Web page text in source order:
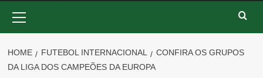
Menu
HOME FUTEBOL INTERNACIONAL
CONFIRA OS GRUPOS
DA LIGA DOS CAMPEÕES DA EUROPA